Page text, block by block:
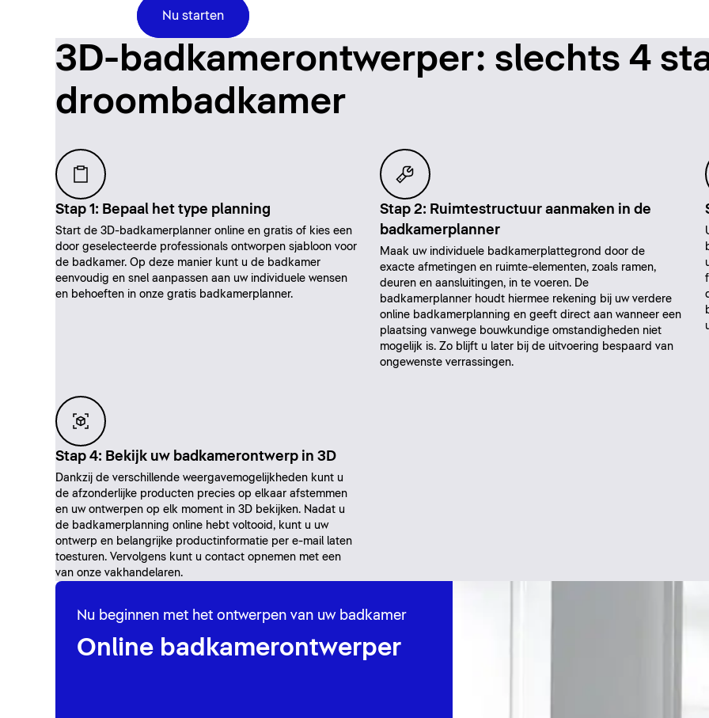
Nu starten
3D-badkamerontwerper: slechts 4
droombadkamer
Stap 1: Bepaal het type planning
Start de 3D-badkamerplanner online en gratis of kies een
door geselecteerde professionals ontworpen sjabloon voor
de badkamer. Op deze manier kunt u de badkamer
eenvoudig en snel aanpassen aan uw individuele wensen
en behoeften in onze gratis badkamerplanner.
Stap 2: Ruimtestructuur aanmaken in de
badkamerplanner
Maak uw individuele badkamerplattegrond door de
exacte afmetingen en ruimte-elementen, zoals ramen,
deuren en aansluitingen, in te voeren. De
badkamerplanner houdt hiermee rekening bij uw verdere
online badkamerplanning en geeft direct aan wanneer een
plaatsing vanwege bouwkundige omstandigheden niet
mogelijk is. Zo blijft u later bij de uitvoering bespaard van
ongewenste verrassingen.
Stap 4: Bekijk uw badkamerontwerp in 3D
Dankzij de verschillende weergavemogelijkheden kunt u
de afzonderlijke producten precies op elkaar afstemmen
en uw ontwerpen op elk moment in 3D bekijken. Nadat u
de badkamerplanning online hebt voltooid, kunt u uw
ontwerp en belangrijke productinformatie per e-mail laten
toesturen. Vervolgens kunt u contact opnemen met een
van onze vakhandelaren.
Nu beginnen met het ontwerpen van uw badkamer
Online badkamerontwerper